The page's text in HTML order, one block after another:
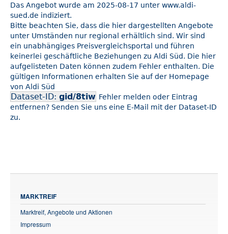
Das Angebot wurde am 2025-08-17 unter www.aldi-
sued.de indiziert.
Bitte beachten Sie, dass die hier dargestellten Angebote
unter Umständen nur regional erhältlich sind. Wir sind
ein unabhängiges Preisvergleichsportal und führen
keinerlei geschäftliche Beziehungen zu Aldi Süd. Die hier
aufgelisteten Daten können zudem Fehler enthalten. Die
gültigen Informationen erhalten Sie auf der Homepage
von Aldi Süd
Dataset-ID: gid/8tiw Fehler melden oder Eintrag
entfernen? Senden Sie uns eine E-Mail mit der Dataset-ID
zu.
MARKTREIF
Marktreif, Angebote und Aktionen
Impressum